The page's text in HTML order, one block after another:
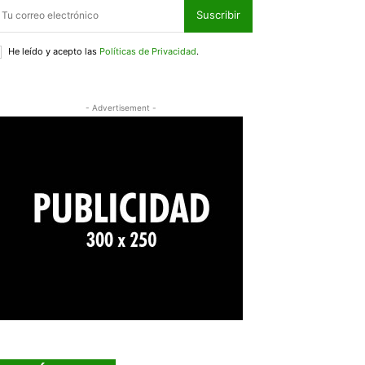
Suscribir
He leído y acepto las Políticas de Privacidad.
- Advertisement -